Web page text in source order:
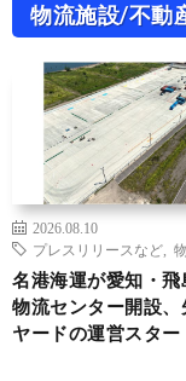
物流施設/不動
2026.08.10
プレスリリースなど
名港海運が愛知・飛
物流センター開設、
ヤードの運営スター